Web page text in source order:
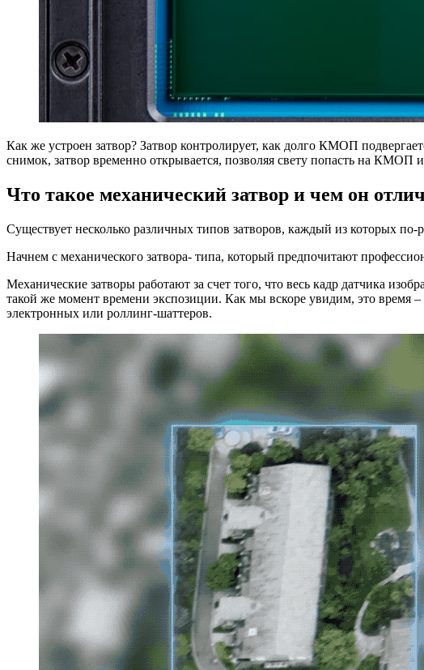
Как же устроен затвор? Затвор контролирует, как долго КМОП
снимок, затвор временно открывается, позволяя свету попасть на КМОП и
Что такое механический затвор и чем он
Существует несколько различных типов затворов, каждый из которых по-
Начнем с механического затвора- типа, который предпочитают
Механические затворы работают за счет того, что весь кадр датчика
такой же момент времени экспозиции. Как мы вскоре увидим, это время
электронных или роллинг-шаттеров.